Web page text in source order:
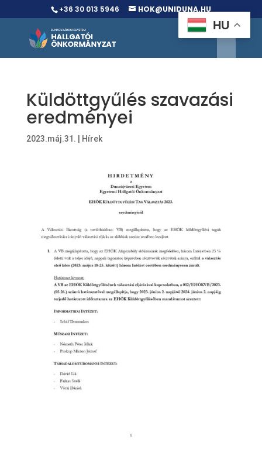
+36 30 013 5946 HOK@UNIDUNA.HU
Küldöttgyűlés szavazási
eredményei
2023.máj.31. Hírek
HU